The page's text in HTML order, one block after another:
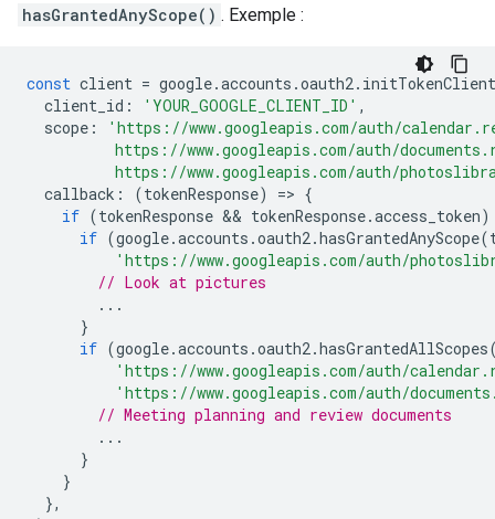
hasGrantedAnyScope() . Exemple :
const client = google.accounts .oauth2. initTokenClient
client_id : 'YOUR_GOOGLE_CLIENT_ID' ,
scope :
'https://www.googleapis.com/auth/
https://www.googleapis.com/auth/
https://www.googleapis.com/auth/
callback : (tokenResponse) => {
if (tokenResponse && tokenResponse.access_token)
if (google.accounts .oauth2.hasGrantedAnyScope(
'https://www.googleapis.com/auth/
// Look at pictures
...
}
if (google.accounts .oauth2.hasGrantedAllScopes
'https://www.googleapis.com/auth/
'https://www.googleapis.com/auth/
// Meeting planning and review documents
...
}
}
},